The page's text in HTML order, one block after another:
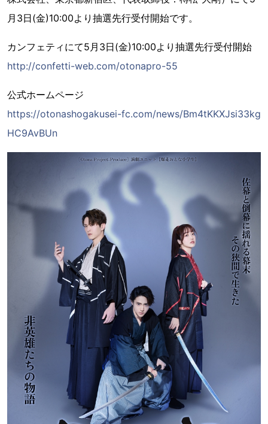
月3日(金)10:00より抽選先行受付開始です。
カンフェティにて5月3日(金)10:00より抽選先行受付開始
http://confetti-web.com/otonapro-55
公式ホームページ
https://otonashogakusei-fc.com/news/Bm4tKKXJsi33kg
HC9AvBUn